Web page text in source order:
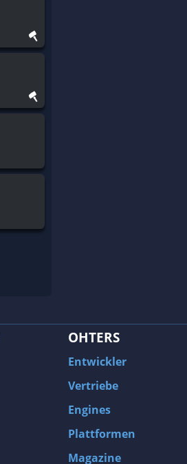
OHTERS
Entwickler
Vertriebe
Engines
Plattformen
Magazine